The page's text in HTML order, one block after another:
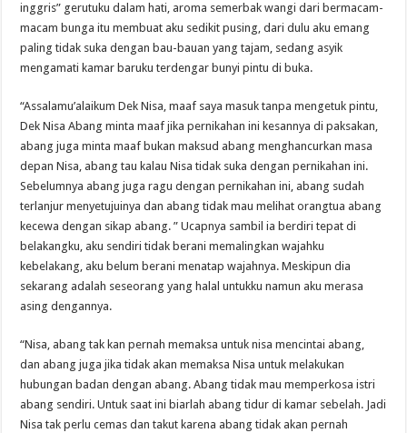
inggris” gerutuku dalam hati, aroma semerbak wangi dari bermacam-
macam bunga itu membuat aku sedikit pusing, dari dulu aku emang
paling tidak suka dengan bau-bauan yang tajam, sedang asyik
mengamati kamar baruku terdengar bunyi pintu di buka.
“Assalamu’alaikum Dek Nisa, maaf saya masuk tanpa mengetuk pintu,
Dek Nisa Abang minta maaf jika pernikahan ini kesannya di paksakan,
abang juga minta maaf bukan maksud abang menghancurkan masa
depan Nisa, abang tau kalau Nisa tidak suka dengan pernikahan ini.
Sebelumnya abang juga ragu dengan pernikahan ini, abang sudah
terlanjur menyetujuinya dan abang tidak mau melihat orangtua abang
kecewa dengan sikap abang. ” Ucapnya sambil ia berdiri tepat di
belakangku, aku sendiri tidak berani memalingkan wajahku
kebelakang, aku belum berani menatap wajahnya. Meskipun dia
sekarang adalah seseorang yang halal untukku namun aku merasa
asing dengannya.
“Nisa, abang tak kan pernah memaksa untuk nisa mencintai abang,
dan abang juga jika tidak akan memaksa Nisa untuk melakukan
hubungan badan dengan abang. Abang tidak mau memperkosa istri
abang sendiri. Untuk saat ini biarlah abang tidur di kamar sebelah. Jadi
Nisa tak perlu cemas dan takut karena abang tidak akan pernah